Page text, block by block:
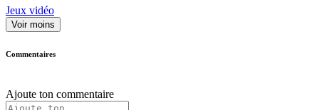
Jeux vidéo
Voir moins
Commentaires
Ajoute ton commentaire